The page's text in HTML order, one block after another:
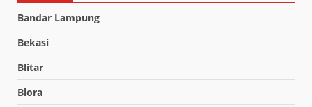
Bandar Lampung
Bekasi
Blitar
Blora